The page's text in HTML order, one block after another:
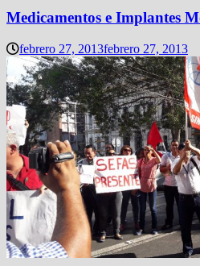
Medicamentos e Implantes
febrero 27, 2013febrero 27, 2013